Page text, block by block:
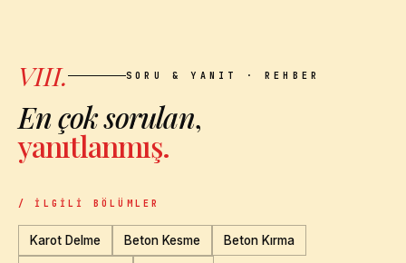
VIII. SORU & YANIT · REHBER
En çok sorulan,
yanıtlanmış.
/ İLGILI BÖLÜMLER
Karot Delme Beton Kesme Beton Kırma